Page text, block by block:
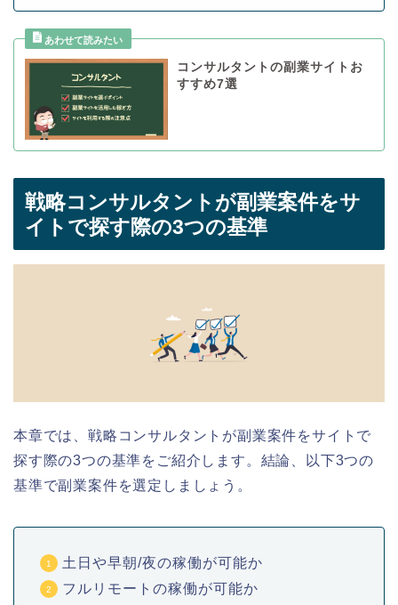
コンサルタントの副業サイトお
すすめ7選
戦略コンサルタントが副業案件をサ
イトで探す際の3つの基準
本章では、戦略コンサルタントが副業案件をサイトで
探す際の3つの基準をご紹介します。結論、以下3つの
基準で副業案件を選定しましょう。
土日や早朝/夜の稼働が可能か
フルリモートの稼働が可能か